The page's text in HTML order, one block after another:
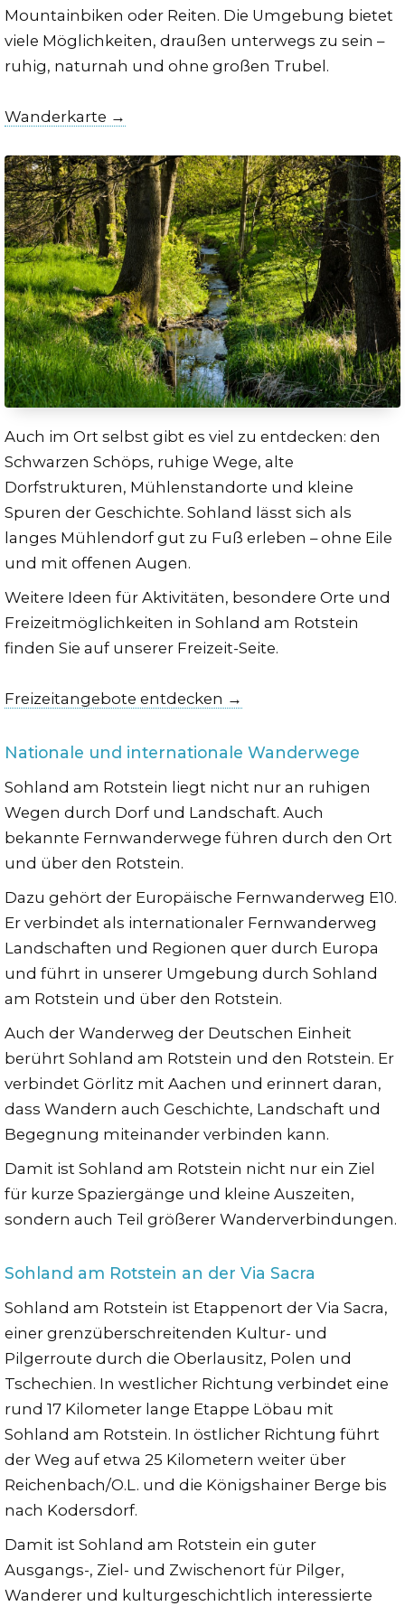
Mountainbiken oder Reiten. Die Umgebung bietet
viele Möglichkeiten, draußen unterwegs zu sein –
ruhig, naturnah und ohne großen Trubel.
Wanderkarte →
Auch im Ort selbst gibt es viel zu entdecken: den
Schwarzen Schöps, ruhige Wege, alte
Dorfstrukturen, Mühlenstandorte und kleine
Spuren der Geschichte. Sohland lässt sich als
langes Mühlendorf gut zu Fuß erleben – ohne Eile
und mit offenen Augen.
Weitere Ideen für Aktivitäten, besondere Orte und
Freizeitmöglichkeiten in Sohland am Rotstein
finden Sie auf unserer Freizeit-Seite.
Freizeitangebote entdecken →
Nationale und internationale Wanderwege
Sohland am Rotstein liegt nicht nur an ruhigen
Wegen durch Dorf und Landschaft. Auch
bekannte Fernwanderwege führen durch den Ort
und über den Rotstein.
Dazu gehört der Europäische Fernwanderweg E10.
Er verbindet als internationaler Fernwanderweg
Landschaften und Regionen quer durch Europa
und führt in unserer Umgebung durch Sohland
am Rotstein und über den Rotstein.
Auch der Wanderweg der Deutschen Einheit
berührt Sohland am Rotstein und den Rotstein. Er
verbindet Görlitz mit Aachen und erinnert daran,
dass Wandern auch Geschichte, Landschaft und
Begegnung miteinander verbinden kann.
Damit ist Sohland am Rotstein nicht nur ein Ziel
für kurze Spaziergänge und kleine Auszeiten,
sondern auch Teil größerer Wanderverbindungen.
Sohland am Rotstein an der Via Sacra
Sohland am Rotstein ist Etappenort der Via Sacra,
einer grenzüberschreitenden Kultur- und
Pilgerroute durch die Oberlausitz, Polen und
Tschechien. In westlicher Richtung verbindet eine
rund 17 Kilometer lange Etappe Löbau mit
Sohland am Rotstein. In östlicher Richtung führt
der Weg auf etwa 25 Kilometern weiter über
Reichenbach/O.L. und die Königshainer Berge bis
nach Kodersdorf.
Damit ist Sohland am Rotstein ein guter
Ausgangs-, Ziel- und Zwischenort für Pilger,
Wanderer und kulturgeschichtlich interessierte